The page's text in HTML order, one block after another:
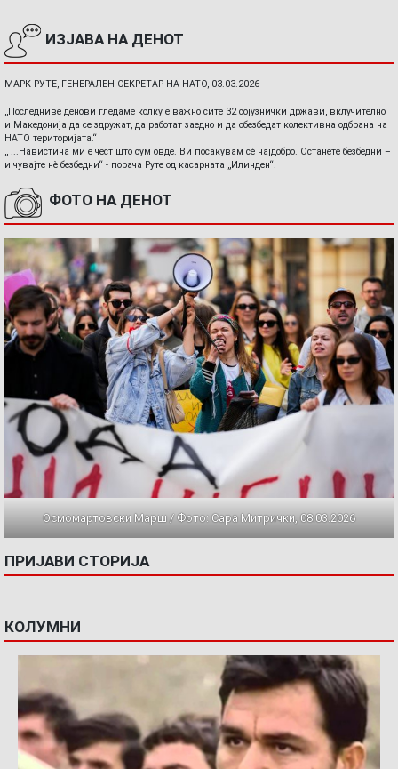
ИЗЈАВА НА ДЕНОТ
МАРК РУТЕ, ГЕНЕРАЛЕН СЕКРЕТАР НА НАТО, 03.03.2026
„Последниве денови гледаме колку е важно сите 32 сојузнички држави, вклучително
и Македонија да се здружат, да работат заедно и да обезбедат колективна одбрана на
НАТО територијата.“
„ ...Навистина ми е чест што сум овде. Ви посакувам сè најдобро. Останете безбедни –
и чувајте нè безбедни“ - порача Руте од касарната „Илинден“.
ФОТО НА ДЕНОТ
Осмомартовски Марш / Фото: Сара Митрички, 08.03.2026
ПРИЈАВИ СТОРИЈА
КОЛУМНИ